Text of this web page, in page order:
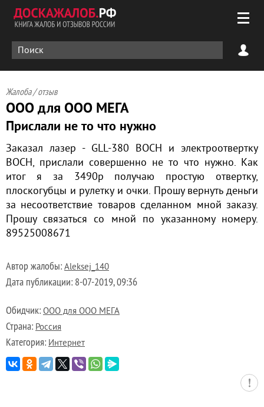
Жалоба / отзыв
ООО для ООО МЕГА
Прислали не то что нужно
Заказал лазер - GLL-380 BOCH и электроотвертку
BOCH, прислали совершенно не то что нужно. Как
итог я за 3490р получаю простую отвертку,
плоскогубцы и рулетку и очки. Прошу вернуть деньги
за несоответствие товаров сделанном мной заказу.
Прошу связаться со мной по указанному номеру.
89525008671
Автор жалобы: Aleksej_140
Дата публикации: 8-07-2019, 09:36
Обидчик: ООО для ООО МЕГА
Страна: Россия
Категория: Интернет